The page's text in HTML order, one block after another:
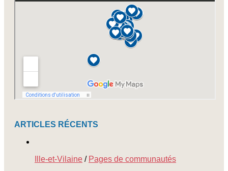
ARTICLES RÉCENTS
Ille-et-Vilaine / Pages de communautés